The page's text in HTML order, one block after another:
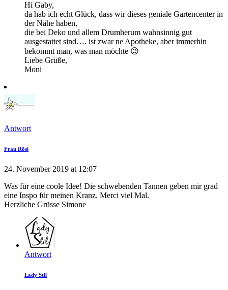
Hi Gaby,
da hab ich echt Glück, dass wir dieses geniale Gartencenter in
der Nähe haben,
die bei Deko und allem Drumherum wahnsinnig gut
ausgestattet sind…. ist zwar ne Apotheke, aber immerhin
bekommt man, was man möchte 😉
Liebe Grüße,
Moni
Antwort
Frau Rösi
24. November 2019 at 12:07
Was für eine coole Idee! Die schwebenden Tannen geben mir grad
eine Inspo für meinen Kranz. Merci viel Mal.
Herzliche Grüsse Simone
Antwort
Lady Stil